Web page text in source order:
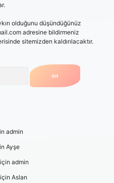
olduğunu düşündüğünüz
adresine bildirmeniz
sitemizden kaldırılacaktır.
admin
Ayşe
için admin
için Aslan